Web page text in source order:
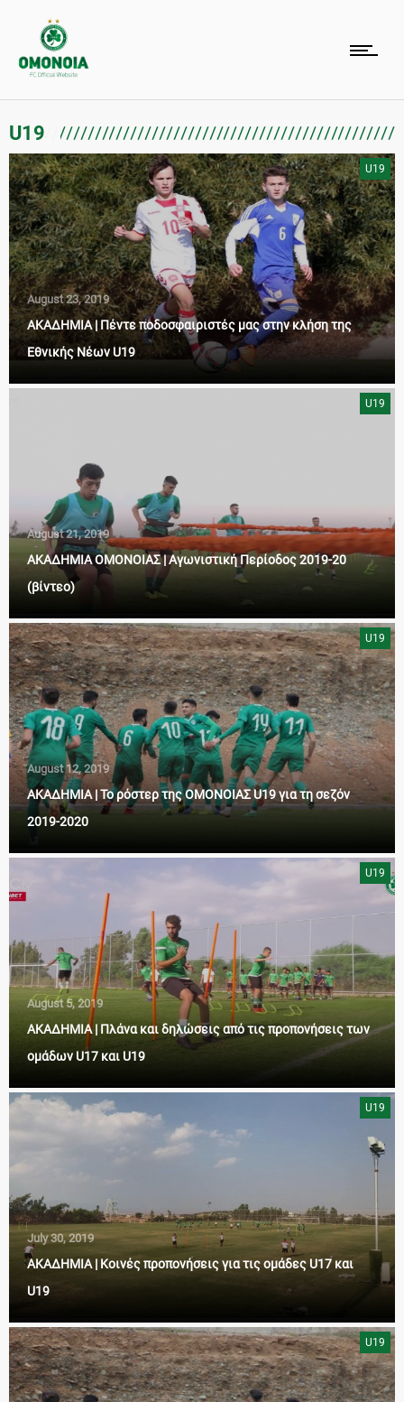
U19
U19
August 23, 2019
ΑΚΑΔΗΜΙΑ | Πέντε ποδοσφαιριστές μας στην κλήση της
Εθνικής Νέων U19
U19
August 21, 2019
ΑΚΑΔΗΜΙΑ ΟΜΟΝΟΙΑΣ | Αγωνιστική Περίοδος 2019-20
(βίντεο)
U19
August 12, 2019
ΑΚΑΔΗΜΙΑ | Το ρόστερ της ΟΜΟΝΟΙΑΣ U19 για τη σεζόν
2019-2020
U19
August 5, 2019
ΑΚΑΔΗΜΙΑ | Πλάνα και δηλώσεις από τις προπονήσεις των
ομάδων U17 και U19
U19
July 30, 2019
ΑΚΑΔΗΜΙΑ | Κοινές προπονήσεις για τις ομάδες U17 και
U19
U19